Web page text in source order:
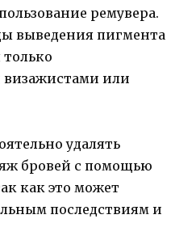
ремувера.
выведения пигмента
или
удалять
бровей с помощью
как это может
последствиям и